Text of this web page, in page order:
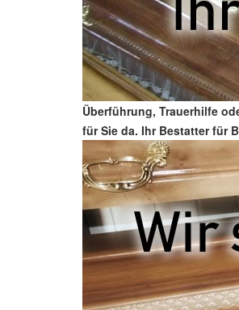
Überführung, Trauerhilfe
für Sie da. Ihr Bestatter für